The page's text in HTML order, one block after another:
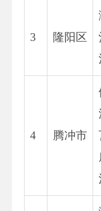
3 隆阳区
4 腾冲市